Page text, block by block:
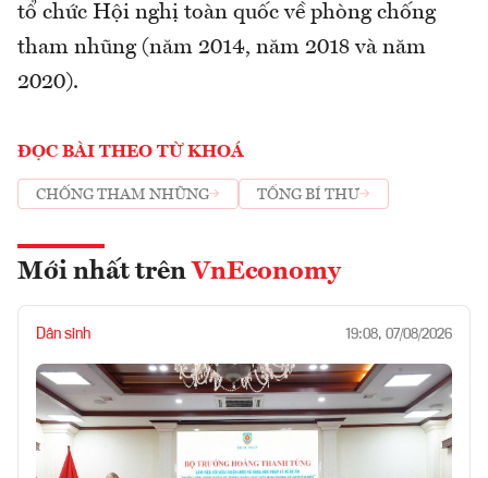
tổ chức Hội nghị toàn quốc về phòng chống
tham nhũng (năm 2014, năm 2018 và năm
2020).
ĐỌC BÀI THEO TỪ KHOÁ
CHỐNG THAM NHŨNG TỔNG BÍ THƯ
Mới nhất trên VnEconomy
Dân sinh 19:08, 07/08/2026